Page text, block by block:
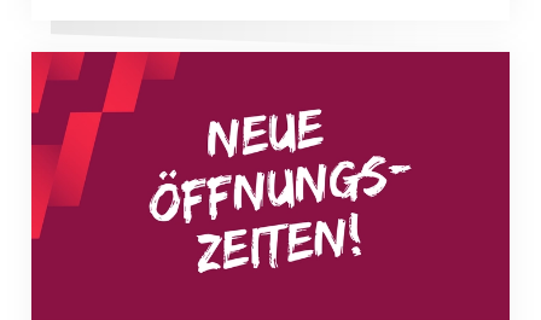
Neue Empfangszeiten ab 1. August 2026